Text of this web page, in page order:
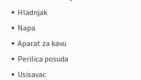
Hladnjak
Napa
Aparat za kavu
Perilica posuda
Usisavac